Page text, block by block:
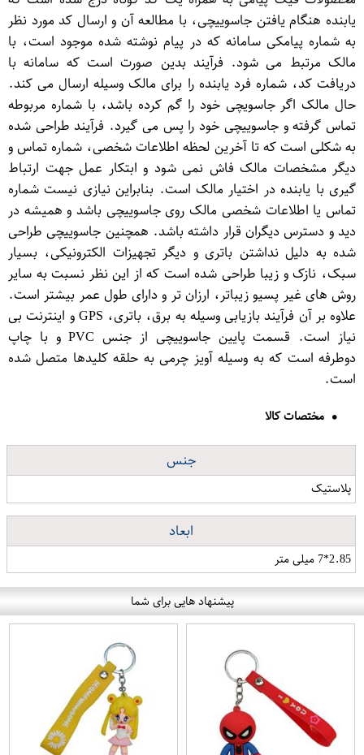
یابنده هنگام یافتن جاسوییچی، با مطالعه آن و ارسال کد مورد نظر
به شماره پیامکی سامانه که در پیام نوشته شده موجود است، با
مالک مرتبط می شود. فرآیند بدین صورت است که سامانه با
دریافت کد، شماره فرد یابنده را برای مالک وسیله ارسال می کند.
حال مالک اگر جاسویچی خود را گم کرده باشد، با شماره مربوطه
تماس گرفته و جاسوییچی خود را پس می گیرد. فرآیند طراحی شده
به شکلی است که تا آخرین لحظه اطلاعات شخصی، شماره تماس و
دیگر مشخصات مالک فاش نمی شود و ابتکار عمل جهت ارتباط
گیری با یابنده در اختیار مالک است. بنابراین نیازی نیست شماره
تماس یا اطلاعات شخصی مالک روی جاسوییچی باشد و همیشه در
دید و دسترس دیگران قرار داشته باشد. همچنین جاسوییچی طراحی
شده به دلیل نداشتن باتری و دیگر تجهیزات الکترونیکی، بسیار
سبک، نازک و زیبا طراحی شده است که از این نظر نسبت به سایر
روش های غیر پسیو زیباتر، ارزان تر و دارای طول عمر بیشتر است.
علاوه بر آن فرآیند بازیابی وسیله به برق، باتری، GPS و اینترنت بی
نیاز است. قسمت پایین جاسوییچی از جنس PVC و با چاپ
دوطرفه است که به وسیله آویز چرمی به حلقه کلیدها متصل شده
است.
مختصات کالا
جنس
پلاستیک
ابعاد
2.85*7 میلی متر
پیشنهاد هایی برای شما